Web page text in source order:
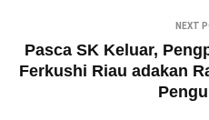
NEXT
Pasca SK Keluar,
Ferkushi Riau adakan